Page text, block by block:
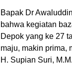
Bapak Dr
bahwa kegiatan
Depok yang ke 27
maju, makin prima,
H. Supian Suri,